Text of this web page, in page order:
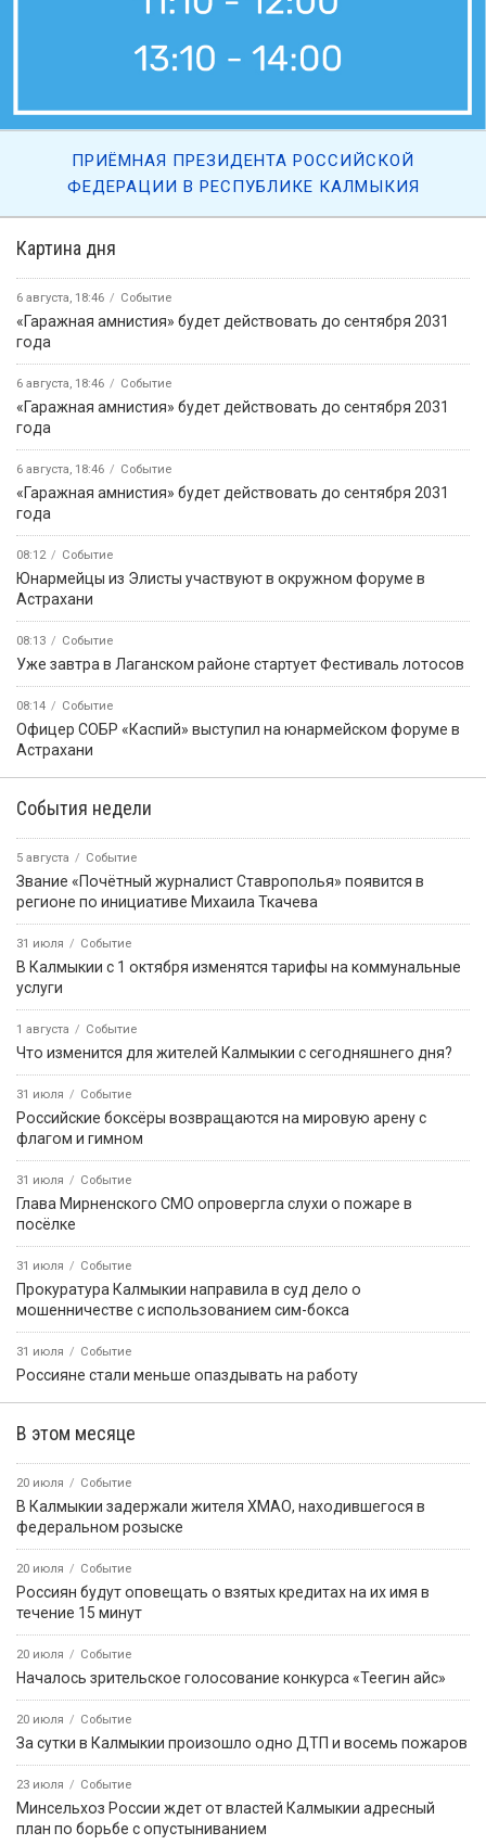
Картина дня
6 августа, 18:46 Событие
«Гаражная амнистия» будет действовать до сентября 2031
года
6 августа, 18:46 Событие
«Гаражная амнистия» будет действовать до сентября 2031
года
6 августа, 18:46 Событие
«Гаражная амнистия» будет действовать до сентября 2031
года
08:12 Событие
Юнармейцы из Элисты участвуют в окружном форуме в
Астрахани
08:13 Событие
Уже завтра в Лаганском районе стартует Фестиваль лотосов
08:14 Событие
Офицер СОБР «Каспий» выступил на юнармейском форуме в
Астрахани
События недели
5 августа Событие
Звание «Почётный журналист Ставрополья» появится в
регионе по инициативе Михаила Ткачева
31 июля Событие
В Калмыкии с 1 октября изменятся тарифы на коммунальные
услуги
1 августа Событие
Что изменится для жителей Калмыкии с сегодняшнего дня?
31 июля Событие
Российские боксёры возвращаются на мировую арену с
флагом и гимном
31 июля Событие
Глава Мирненского СМО опровергла слухи о пожаре в
посёлке
31 июля Событие
Прокуратура Калмыкии направила в суд дело о
мошенничестве с использованием сим-бокса
31 июля Событие
Россияне стали меньше опаздывать на работу
В этом месяце
20 июля Событие
В Калмыкии задержали жителя ХМАО, находившегося в
федеральном розыске
20 июля Событие
Россиян будут оповещать о взятых кредитах на их имя в
течение 15 минут
20 июля Событие
Началось зрительское голосование конкурса «Теегин айс»
20 июля Событие
За сутки в Калмыкии произошло одно ДТП и восемь пожаров
23 июля Событие
Минсельхоз России ждет от властей Калмыкии адресный
план по борьбе с опустыниванием
ПРИЁМНАЯ ПРЕЗИДЕНТА РОССИЙСКОЙ
ФЕДЕРАЦИИ В РЕСПУБЛИКЕ КАЛМЫКИЯ